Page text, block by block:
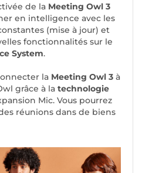
de la Meeting Owl 3
en intelligence avec les
(mise à jour) et
fonctionnalités sur le
System.
la Meeting Owl 3 à
grâce à la technologie
Mic. Vous pourrez
réunions dans de biens